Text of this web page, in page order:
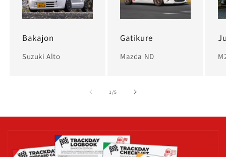
Bakajon
Suzuki Alto
Gatikure
Mazda ND
1/de
5